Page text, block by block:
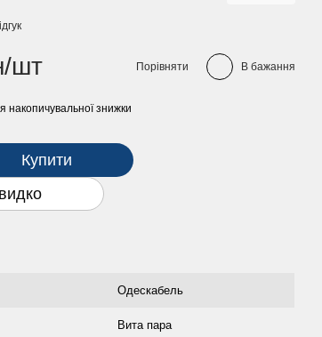
шт Порівняти В бажання
накопичувальної знижки
Купити
Одескабель
Вита пара